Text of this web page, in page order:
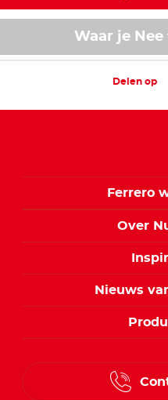
Waar je
Delen op
Ferrero
Over
Nieuws